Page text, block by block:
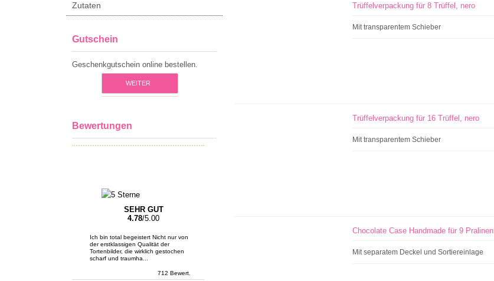
Trüffelverpackung für 8 Trüffel, nero
Mit transparentem Schieber
Trüffelverpackung für 16 Trüffel, nero
Mit transparentem Schieber
Chocolate Case Handmade für 9 Pralinen
Mit separatem Deckel und Sortiereinlage
Zutaten
Gutschein
Geschenkgutschein online bestellen.
WEITER
Bewertungen
SEHR GUT
4.78/5.00
Ich bin total begeistert Nicht nur von
der erstklassigen Qualität der
Tortenbilder, die wirklich gestochen
scharf und traumha...
712 Bewert.